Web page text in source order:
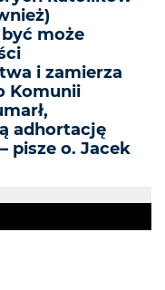
być może
i zamierza
Komunii
adhortację
pisze o. Jacek